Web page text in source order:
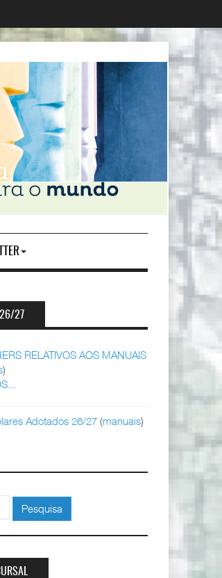
26/27
RELATIVOS AOS MANUAIS
)
Adotados 26/27 (manuais)
Pesquisa